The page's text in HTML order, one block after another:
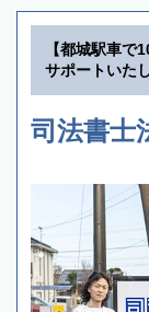
【都城駅車で
サポートいた
司法書士